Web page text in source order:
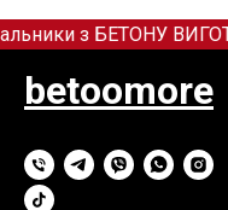
з БЕТОНУ
betoomore